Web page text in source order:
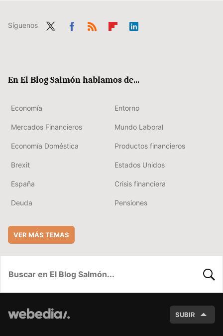
Síguenos
En El Blog Salmón hablamos de...
Economía Entorno
Mercados Financieros Mundo Laboral
Economía Doméstica Productos financieros
Brexit Estados Unidos
España Crisis financiera
Deuda Pensiones
VER MÁS TEMAS
SUBIR